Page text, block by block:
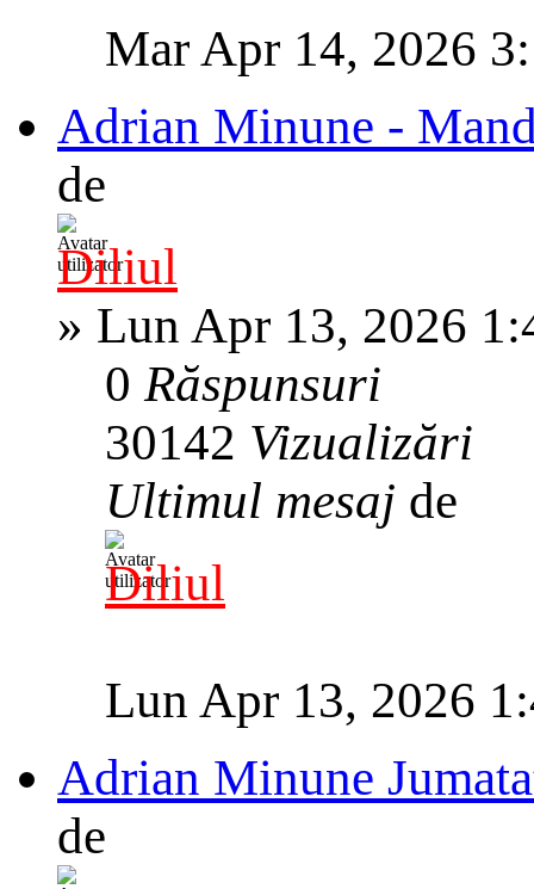
Mar Apr 14, 2026
Adrian Minune -
de
Diliul
» Lun Apr 13, 2026
0Răspunsuri
30142 Vizualizări
Ultimul mesaj de
Diliul
Lun Apr 13, 2026
Adrian Minune
de